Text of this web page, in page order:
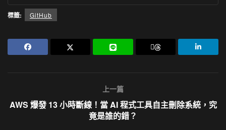
標籤: GitHub
上一篇
AWS 爆發 13 小時斷線！當 AI 程式工具自主刪除系統，究
竟是誰的錯？